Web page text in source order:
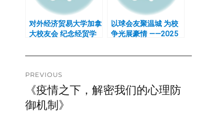
对外经济贸易大学加拿
大校友会 纪念经贸学
入校30周年庆典
以球会友聚温城 为校
争光展豪情 ——2025
高校校友会网球赛圆满
Post
navigation
PREVIOUS
Previous
post:
《疫情之下，解密我们的心理防
御机制》